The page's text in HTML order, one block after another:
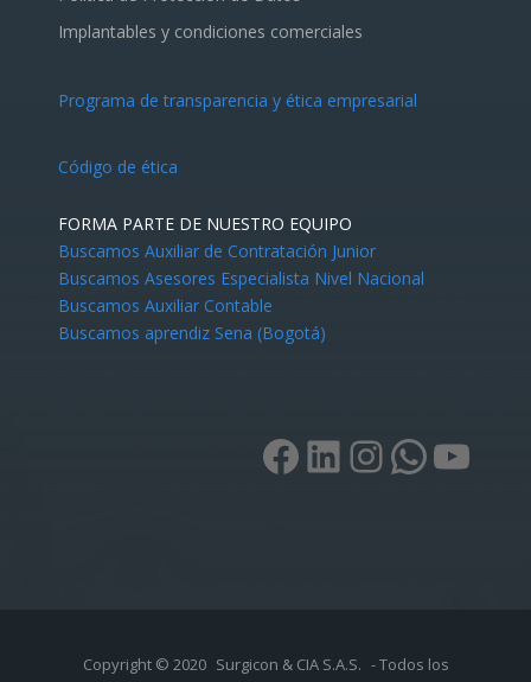
Implantables y condiciones comerciales
Programa de transparencia y ética empresarial
Código de ética
FORMA PARTE DE NUESTRO EQUIPO
Buscamos Auxiliar de Contratación Junior
Buscamos Asesores Especialista Nivel Nacional
Buscamos Auxiliar Contable
Buscamos aprendiz Sena (Bogotá)
Copyright © 2020 Surgicon & CIA S.A.S. - Todos los